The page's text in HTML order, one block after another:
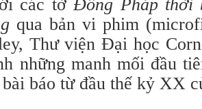
các tờĐông Pháp thời
qua bản vi phim
Thư viện Đại học
những manh mối đầu
báo từ đầu thế kỷ XX